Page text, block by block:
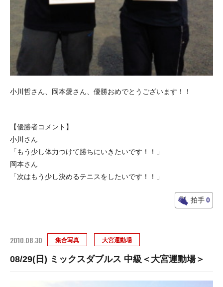
小川哲さん、岡本愛さん、優勝おめでとうございます！！
【優勝者コメント】
小川さん
「もう少し体力つけて勝ちにいきたいです！！」
岡本さん
「次はもう少し決めるテニスをしたいです！！」
拍手0
2010.08.30 集合写真 大宮運動場
08/29(日) ミックスダブルス 中級＜大宮運動場＞